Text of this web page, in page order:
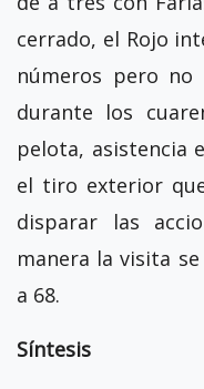
cerrado, el Rojo
números pero no
durante los
pelota, asistencia
el tiro exterior
disparar las
manera la visita
a 68.
Síntesis